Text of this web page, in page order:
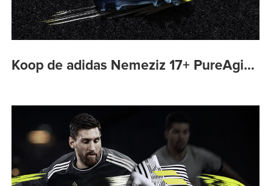
Koop de adidas Nemeziz 17+ PureAgi…